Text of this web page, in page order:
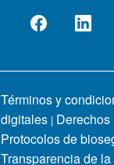
Términos y
digitales |
Protocolos de
Transparencia de